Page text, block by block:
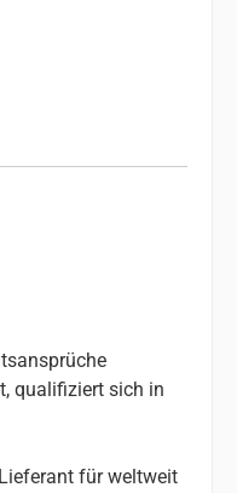
qualifiziert sich in
für weltweit